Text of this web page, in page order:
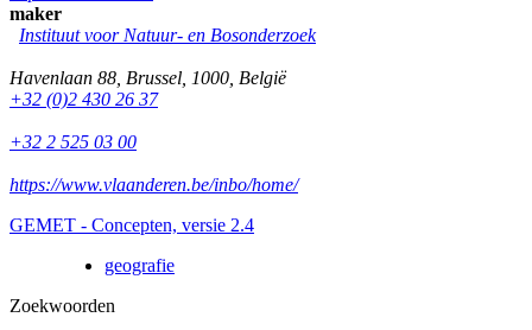
maker
Instituut voor Natuur- en Bosonderzoek
Havenlaan 88 Brussel 1000 België
+32 (0)2 430 26 37
+32 2 525 03 00
https://www.vlaanderen.be/inbo/home/
GEMET - Concepten, versie 2.4
geografie
Zoekwoorden